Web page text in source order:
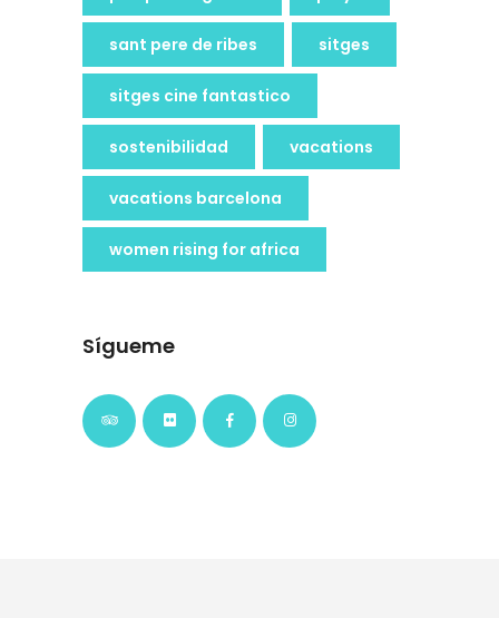
sant pere de ribes sitges
sitges cine fantastico
sostenibilidad vacations
vacations barcelona
women rising for africa
Sígueme